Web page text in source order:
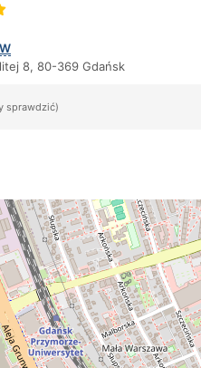
8, 80-369 Gdańsk
sprawdzić)